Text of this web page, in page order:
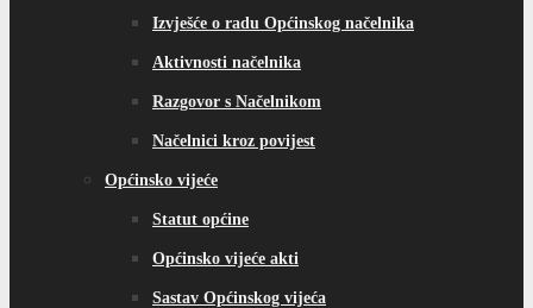
Izvješće o radu Općinskog načelnika
Aktivnosti načelnika
Razgovor s Načelnikom
Načelnici kroz povijest
Općinsko vijeće
Statut općine
Općinsko vijeće akti
Sastav Općinskog vijeća